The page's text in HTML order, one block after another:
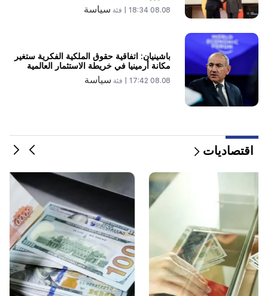
19:34
أرغام أبراهاميان غير مقبول
08.08 18:34 | فئة سياسة
باشينيان: اتفاقية حقوق الملكية الفكرية ستغير
مكانة أرمينيا في خريطة الاستثمار العالمية
08.08 17:42 | فئة سياسة
اقتصاديات